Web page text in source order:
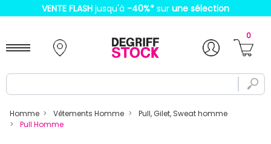
VENTE FLASH jusqu'à -40%* sur une sélection
0
Homme Vêtements Homme
Pull, Gilet, Sweat homme
Pull Homme